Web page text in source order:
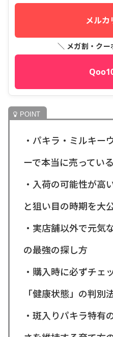
メルカ
＼ メガ割・ク
・パキラ・ミルキー
ーで本当に売ってい
・入荷の可能性が高
と狙い目の時期を大
・実店舗以外で元気
の最強の探し方
・購入時に必ずチェ
「健康状態」の判別
・斑入りパキラ特有